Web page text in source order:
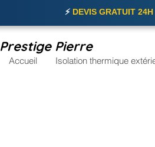
Prestige Pierre
Accueil Isolation thermique
⚡ DEVIS GRATUIT 24H